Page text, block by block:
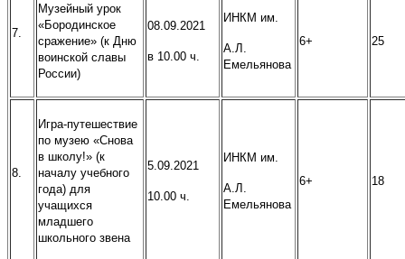
7.
Музейный урок
«Бородинское
сражение» (к Дню
воинской славы
России)
08.09.2021
в 10.00 ч.
ИНКМ им.
А.Л.
Емельянова
6+ 25
8.
Игра-путешествие
по музею «Снова
в школу!» (к
началу учебного
года) для
учащихся
младшего
школьного звена
5.09.2021
10.00 ч.
ИНКМ им.
А.Л.
Емельянова
6+ 18